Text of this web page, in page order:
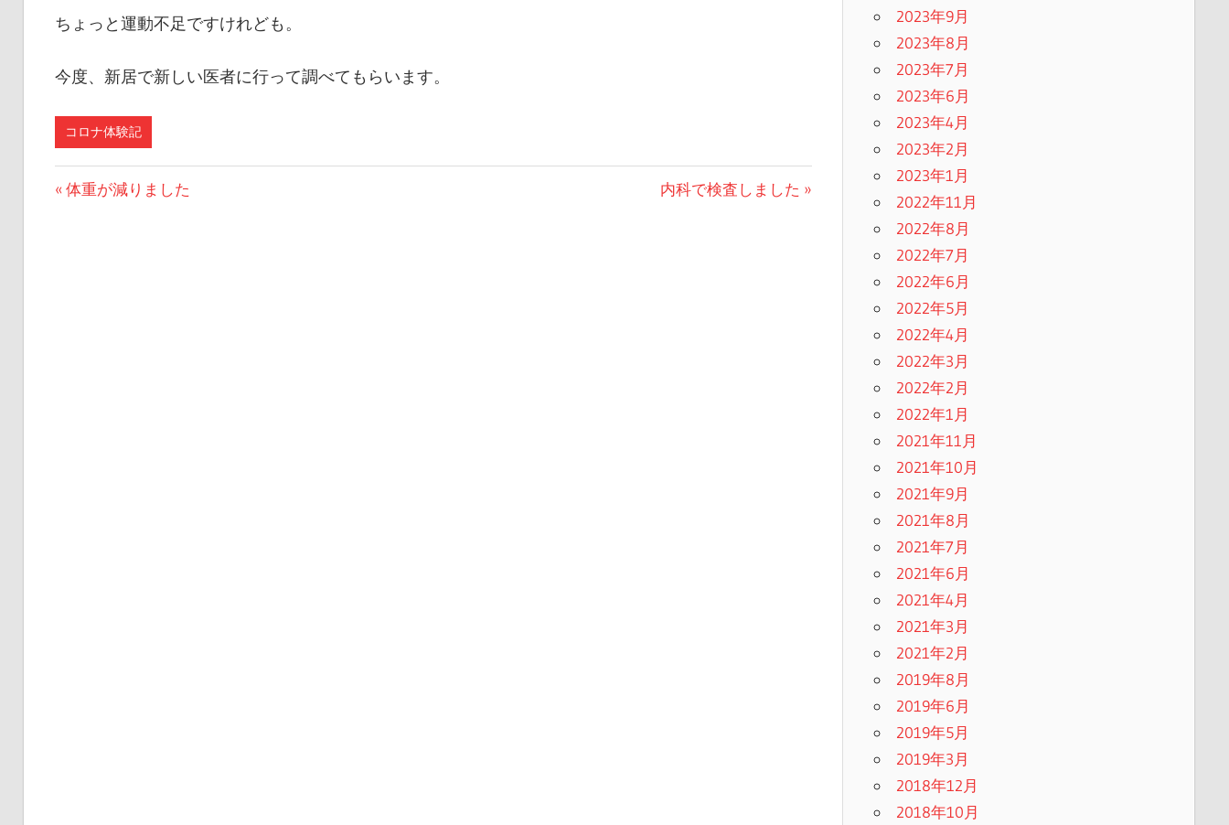
ちょっと運動不足ですけれども。
今度、新居で新しい医者に行って調べてもらいます。
コロナ体験記
投
前
体重が減りました
次
内科で検査しました
2023年9月
2023年8月
2023年7月
2023年6月
2023年4月
2023年2月
2023年1月
2022年11月
2022年8月
2022年7月
2022年6月
2022年5月
2022年4月
2022年3月
2022年2月
2022年1月
2021年11月
2021年10月
2021年9月
2021年8月
2021年7月
2021年6月
2021年4月
2021年3月
2021年2月
2019年8月
2019年6月
2019年5月
2019年3月
2018年12月
2018年10月